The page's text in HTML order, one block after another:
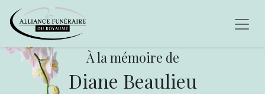
À la mémoire de
Diane Beaulieu